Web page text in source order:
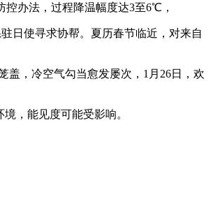
办法，过程降温幅度达3至6℃，
日使寻求协帮。夏历春节临近，对来自
，冷空气勾当愈发屡次，1月26日，欢
，能见度可能受影响。